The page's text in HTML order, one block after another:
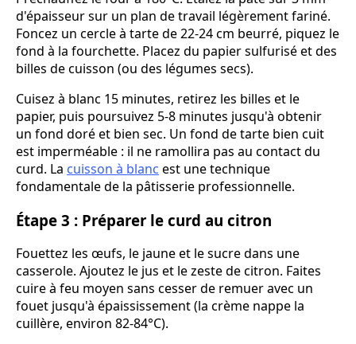
d'épaisseur sur un plan de travail légèrement fariné.
Foncez un cercle à tarte de 22-24 cm beurré, piquez le
fond à la fourchette. Placez du papier sulfurisé et des
billes de cuisson (ou des légumes secs).
Cuisez à blanc 15 minutes, retirez les billes et le
papier, puis poursuivez 5-8 minutes jusqu'à obtenir
un fond doré et bien sec. Un fond de tarte bien cuit
est imperméable : il ne ramollira pas au contact du
curd. La cuisson à blanc est une technique
fondamentale de la pâtisserie professionnelle.
Étape 3 : Préparer le curd au citron
Fouettez les œufs, le jaune et le sucre dans une
casserole. Ajoutez le jus et le zeste de citron. Faites
cuire à feu moyen sans cesser de remuer avec un
fouet jusqu'à épaississement (la crème nappe la
cuillère, environ 82-84°C).